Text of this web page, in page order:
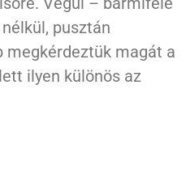
pusztán
megkérdeztük magát a
ilyen különös az